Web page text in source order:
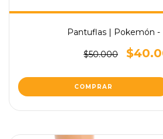
Pantuflas | Pokemón -
$50.000
COMPRAR